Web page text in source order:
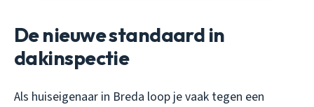
De nieuwe standaard in
dakinspectie
Als huiseigenaar in Breda loop je vaak tegen een